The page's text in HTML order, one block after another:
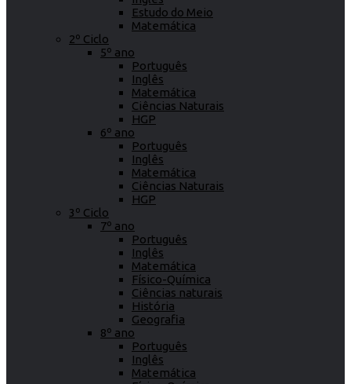
Estudo do Meio
Matemática
2º Ciclo
5º ano
Português
Inglês
Matemática
Ciências Naturais
HGP
6º ano
Português
Inglês
Matemática
Ciências Naturais
HGP
3º Ciclo
7º ano
Português
Inglês
Matemática
Físico-Química
Ciências naturais
História
Geografia
8º ano
Português
Inglês
Matemática